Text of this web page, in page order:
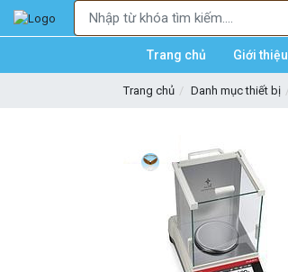
Trang chủ Giới thiệu
Trang chủ Danh mục thiết bị